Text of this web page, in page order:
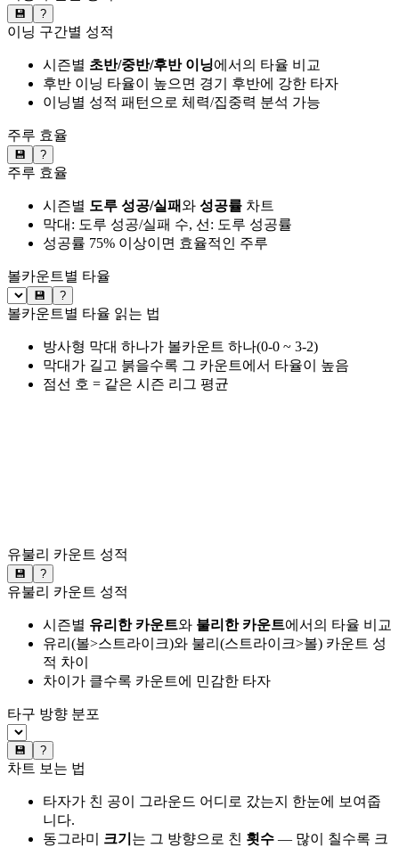
💾 ?
이닝 구간별 성적
시즌별 초반/중반/후반 이닝에서의 타율 비교
후반 이닝 타율이 높으면 경기 후반에 강한 타자
이닝별 성적 패턴으로 체력/집중력 분석 가능
주루 효율
💾 ?
주루 효율
시즌별 도루 성공/실패와 성공률 차트
막대: 도루 성공/실패 수, 선: 도루 성공률
성공률 75% 이상이면 효율적인 주루
볼카운트별 타율
💾 ?
볼카운트별 타율 읽는 법
방사형 막대 하나가 볼카운트 하나(0-0 ~ 3-2)
막대가 길고 붉을수록 그 카운트에서 타율이 높음
점선 호 = 같은 시즌 리그 평균
유불리 카운트 성적
💾 ?
유불리 카운트 성적
시즌별 유리한 카운트와 불리한 카운트에서의 타율 비교
유리(볼>스트라이크)와 불리(스트라이크>볼) 카운트 성
적 차이
차이가 클수록 카운트에 민감한 타자
타구 방향 분포
💾 ?
차트 보는 법
타자가 친 공이 그라운드 어디로 갔는지 한눈에 보여줍
니다.
동그라미 크기 는 그 방향으로 친 횟수 — 많이 칠수록 크